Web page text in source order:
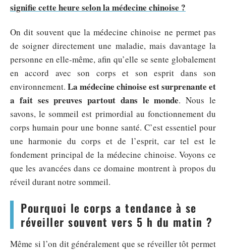
signifie cette heure selon la médecine chinoise ?
On dit souvent que la médecine chinoise ne permet pas
de soigner directement une maladie, mais davantage la
personne en elle-même, afin qu’elle se sente globalement
en accord avec son corps et son esprit dans son
environnement. La médecine chinoise est surprenante et
a fait ses preuves partout dans le monde. Nous le
savons, le sommeil est primordial au fonctionnement du
corps humain pour une bonne santé. C’est essentiel pour
une harmonie du corps et de l’esprit, car tel est le
fondement principal de la médecine chinoise. Voyons ce
que les avancées dans ce domaine montrent à propos du
réveil durant notre sommeil.
Pourquoi le corps a tendance à se
réveiller souvent vers 5 h du matin ?
Même si l’on dit généralement que se réveiller tôt permet